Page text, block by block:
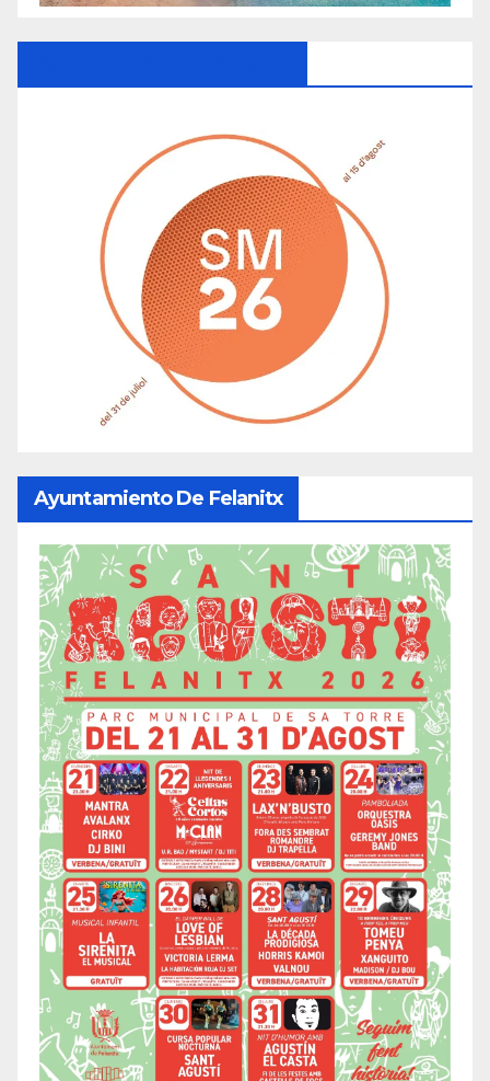
Ayuntamiento De Felanitx